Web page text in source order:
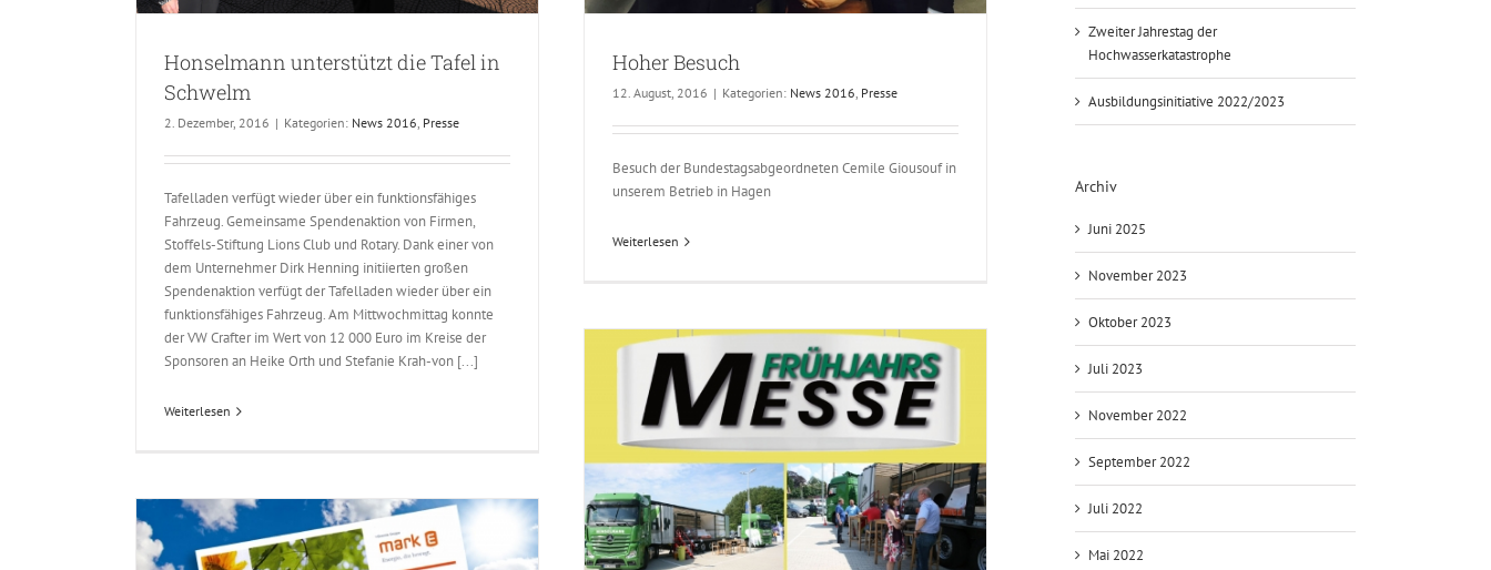
Honselmann unterstützt die Tafel in
Schwelm
2. Dezember, 2016 | Kategorien: News 2016, Presse
Tafelladen verfügt wieder über ein funktionsfähiges
Fahrzeug. Gemeinsame Spendenaktion von Firmen,
Stoffels-Stiftung Lions Club und Rotary. Dank einer von
dem Unternehmer Dirk Henning initiierten großen
Spendenaktion verfügt der Tafelladen wieder über ein
funktionsfähiges Fahrzeug. Am Mittwochmittag konnte
der VW Crafter im Wert von 12 000 Euro im Kreise der
Sponsoren an Heike Orth und Stefanie Krah-von [...]
Weiterlesen
Hoher Besuch
12. August, 2016 | Kategorien: News 2016, Presse
Besuch der Bundestagsabgeordneten Cemile Giousouf in
unserem Betrieb in Hagen
Weiterlesen
News 2016
Zweiter Jahrestag der
Hochwasserkatastrophe
Ausbildungsinitiative 2022/2023
Archiv
Juni 2025
November 2023
Oktober 2023
Juli 2023
November 2022
September 2022
Juli 2022
Mai 2022